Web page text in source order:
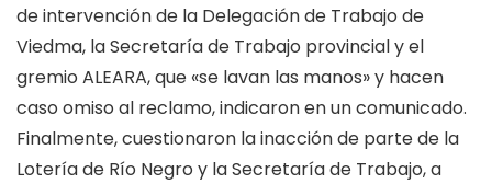
de intervención de la Delegación de Trabajo de
Viedma, la Secretaría de Trabajo provincial y el
gremio ALEARA, que «se lavan las manos» y hacen
caso omiso al reclamo, indicaron en un comunicado.
Finalmente, cuestionaron la inacción de parte de la
Lotería de Río Negro y la Secretaría de Trabajo, a